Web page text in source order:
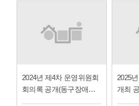
2024년 제4차 운영위원회
회의록 공개(동구장애인
2025
개최